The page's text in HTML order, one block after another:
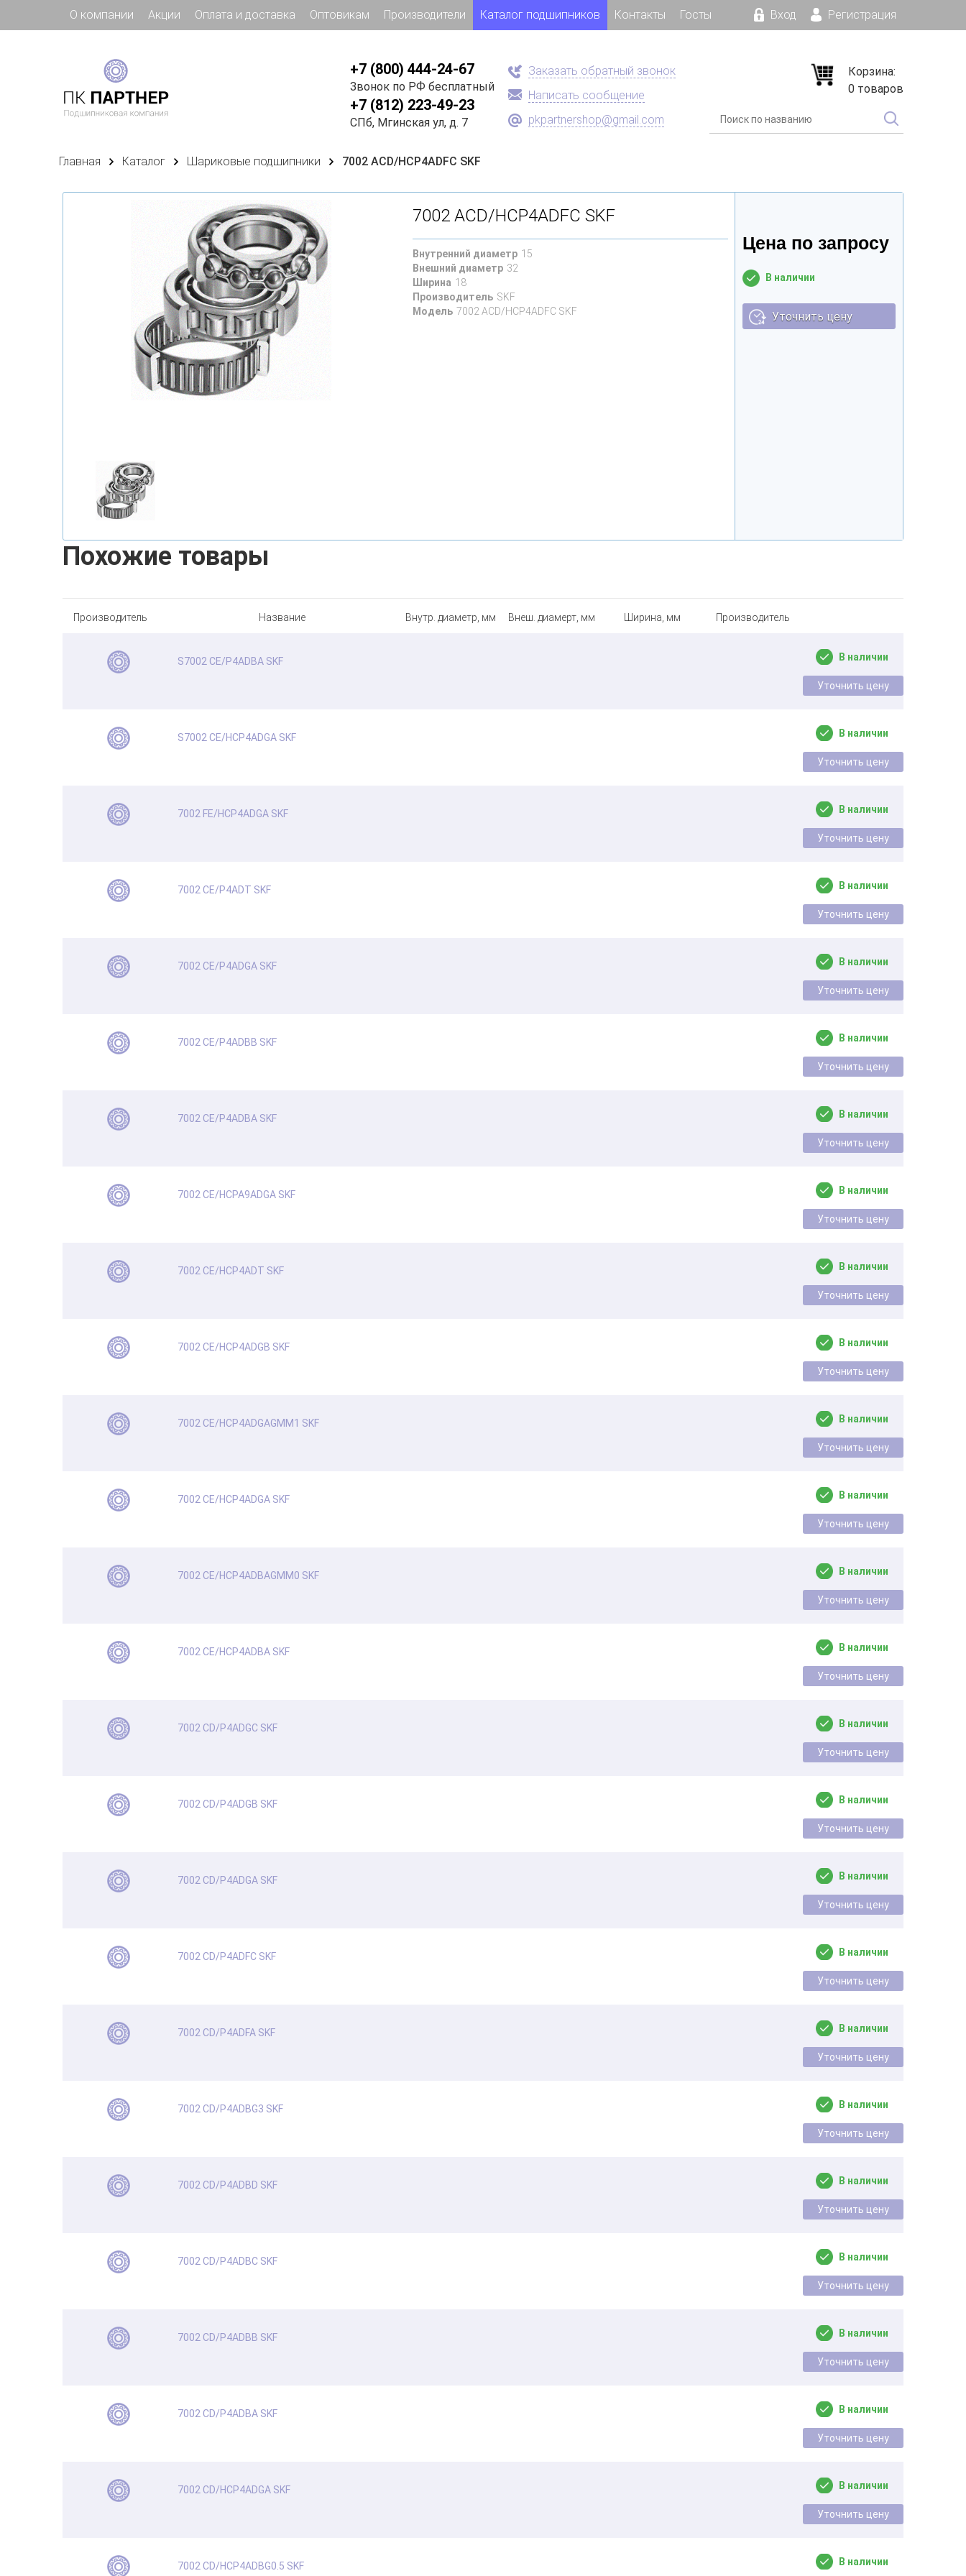
О компании Акции Оплата и доставка Оптовикам Производители Каталог подшипников Контакты Госты Вход Регистрация
+7 (800) 444-24-67
Звонок по РФ бесплатный
+7 (812) 223-49-23
СПб, Мгинская ул, д. 7
Заказать обратный звонок
Написать сообщение
pkpartnershop@gmail.com
Корзина:
0 товаров
Главная Каталог Шариковые подшипники 7002 ACD/HCP4ADFC SKF
7002 ACD/HCP4ADFC SKF
Внутренний диаметр 15
Внешний диаметр 32
Ширина 18
Производитель SKF
Модель 7002 ACD/HCP4ADFC SKF
Цена по запросу
В наличии
Уточнить цену
Похожие товары
Производитель Название Внутр. диаметр, мм Внеш. диамерт, мм Ширина, мм Производитель
S7002 CE/P4ADBA SKF В наличии
Уточнить цену
S7002 CE/HCP4ADGA SKF В наличии
Уточнить цену
7002 FE/HCP4ADGA SKF В наличии
Уточнить цену
7002 CE/P4ADT SKF В наличии
Уточнить цену
7002 CE/P4ADGA SKF В наличии
Уточнить цену
7002 CE/P4ADBB SKF В наличии
Уточнить цену
7002 CE/P4ADBA SKF В наличии
Уточнить цену
7002 CE/HCPA9ADGA SKF В наличии
Уточнить цену
7002 CE/HCP4ADT SKF В наличии
Уточнить цену
7002 CE/HCP4ADGB SKF В наличии
Уточнить цену
7002 CE/HCP4ADGAGMM1 SKF В наличии
Уточнить цену
7002 CE/HCP4ADGA SKF В наличии
Уточнить цену
7002 CE/HCP4ADBAGMM0 SKF В наличии
Уточнить цену
7002 CE/HCP4ADBA SKF В наличии
Уточнить цену
7002 CD/P4ADGC SKF В наличии
Уточнить цену
7002 CD/P4ADGB SKF В наличии
Уточнить цену
7002 CD/P4ADGA SKF В наличии
Уточнить цену
7002 CD/P4ADFC SKF В наличии
Уточнить цену
7002 CD/P4ADFA SKF В наличии
Уточнить цену
7002 CD/P4ADBG3 SKF В наличии
Уточнить цену
7002 CD/P4ADBD SKF В наличии
Уточнить цену
7002 CD/P4ADBC SKF В наличии
Уточнить цену
7002 CD/P4ADBB SKF В наличии
Уточнить цену
7002 CD/P4ADBA SKF В наличии
Уточнить цену
7002 CD/HCP4ADGA SKF В наличии
Уточнить цену
7002 CD/HCP4ADBG0.5 SKF В наличии